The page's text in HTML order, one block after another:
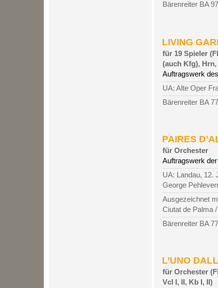
Bärenreiter BA
LIVING
für 19 Spieler
(auch Kfg), Hrn,
Auftragswerk
UA: Alte Oper
Bärenreiter BA
PAIRES
für Orchester
Auftragswerk
UA: Landau, 12.
George
Ausgezeichnet
Ciutat de Palma
Bärenreiter BA
L’UNO
für Orchester
Vcl I, II, Kb I, II)